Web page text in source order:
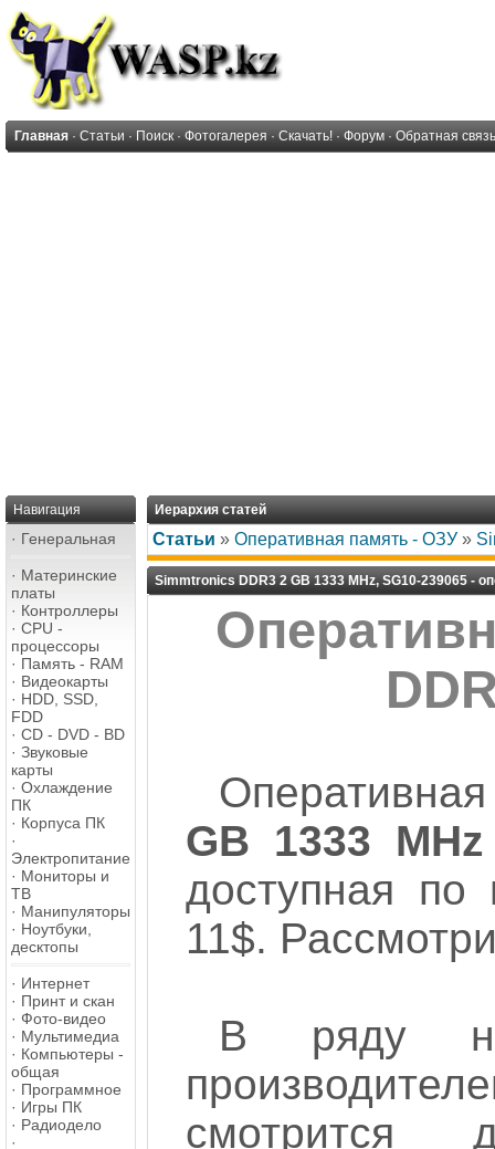
Главная · Статьи · Поиск · Фотогалерея · Скачать! · Форум · Обратная связь
Навигация
· Генеральная
· Материнские
платы
· Контроллеры
· CPU -
процессоры
· Память - RAM
· Видеокарты
· HDD, SSD,
FDD
· CD - DVD - BD
· Звуковые
карты
· Охлаждение
ПК
· Корпуса ПК
·
Электропитание
· Мониторы и
ТВ
· Манипуляторы
· Ноутбуки,
десктопы
· Интернет
· Принт и скан
· Фото-видео
· Мультимедиа
· Компьютеры -
общая
· Программное
· Игры ПК
· Радиодело
·
Иерархия статей
Статьи » Оперативная память - ОЗУ »
Simmtronics DDR3 2 GB 1333 MHz, SG10-239065 -
GB 1333 MHz
доступная
11$.
В ряду
смотрится